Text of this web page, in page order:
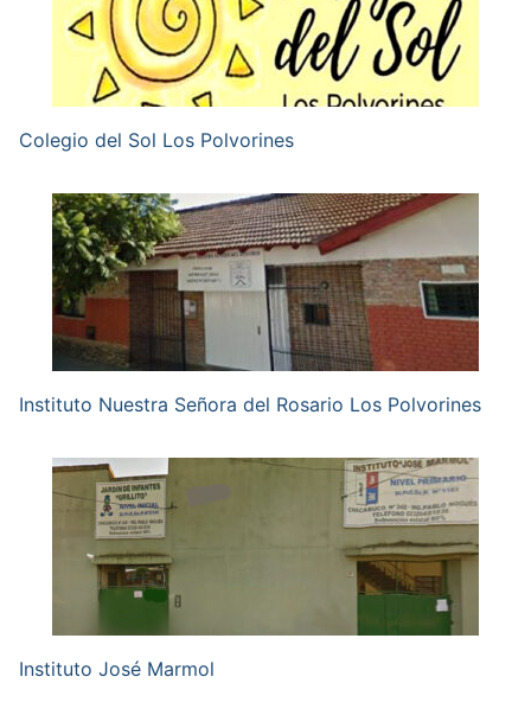
Colegio del Sol Los Polvorines
Instituto Nuestra Señora del Rosario Los Polvorines
Instituto José Marmol